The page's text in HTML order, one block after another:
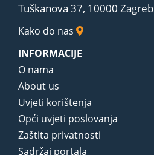
Tuškanova 37, 10000 Zagreb
Kako do nas
INFORMACIJE
O nama
About us
Uvjeti korištenja
Opći uvjeti poslovanja
Zaštita privatnosti
Sadržaj portala